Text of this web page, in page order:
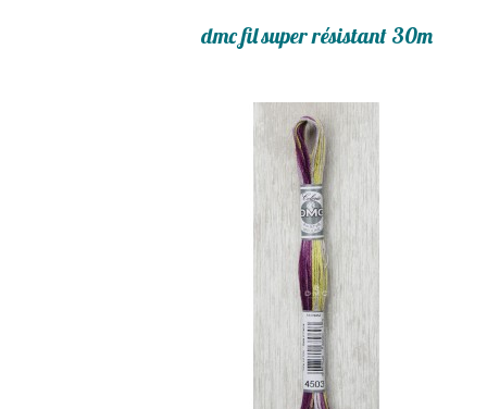
dmc fil super résistant 30m